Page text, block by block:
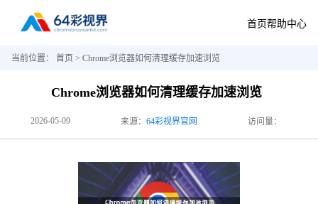
首页帮助中心
当前位置： 首页 > Chrome浏览器如何清理缓存加速浏览
Chrome浏览器如何清理缓存加速浏览
2026-05-09 来源： 64彩视界官网 访问量：